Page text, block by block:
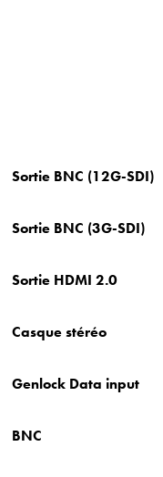
Sortie BNC (12G-SDI)
Sortie BNC (3G-SDI)
Sortie HDMI 2.0
Casque stéréo
Genlock Data input
BNC